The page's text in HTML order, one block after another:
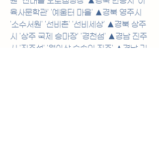
육사문학관' '예움터 마을' ▲경북 영주시
'소수서원' '선비촌' '선비세상' ▲경북 상주
시 '상주 국제 승마장' '경천섬' ▲경남 진주
시 '진주성' '월아산 숲속의 진주' ▲경남 거